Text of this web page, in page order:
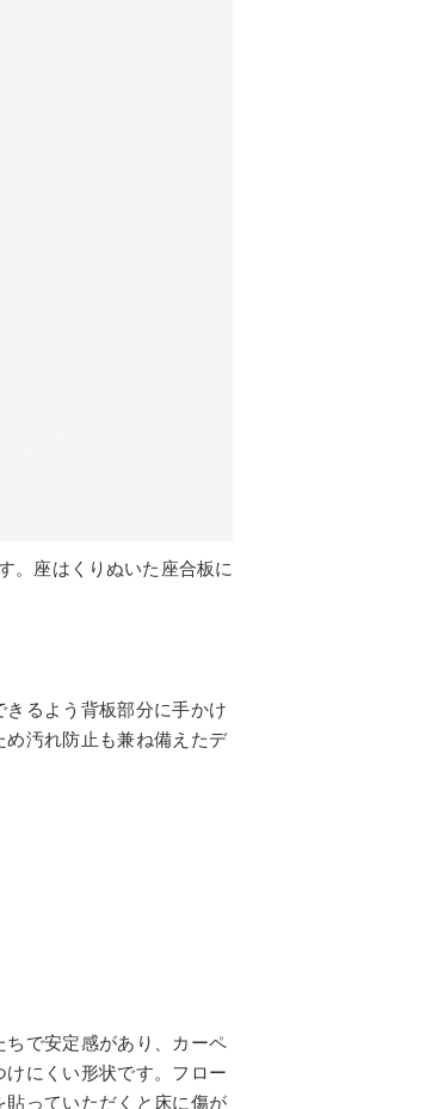
。座はくりぬいた座合板に
るよう背板部分に手かけ
汚れ防止も兼ね備えたデ
で安定感があり、カーペ
にくい形状です。フロー
貼っていただくと床に傷が